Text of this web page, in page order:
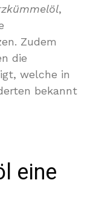
,
Zudem
die
welche in
bekannt
eine